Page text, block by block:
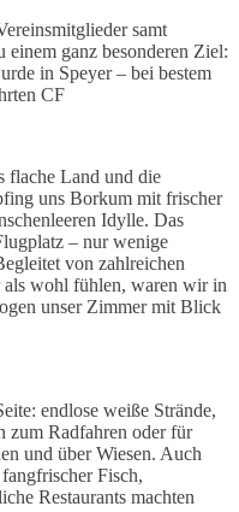
samt
ganz besonderen Ziel:
in Speyer – bei bestem
CF
flache Land und die
uns Borkum mit frischer
Idylle. Das
– nur wenige
von zahlreichen
wohl fühlen, waren wir in
unser Zimmer mit Blick
endlose weiße Strände,
zum Radfahren oder für
und über Wiesen. Auch
Fisch,
Restaurants machten